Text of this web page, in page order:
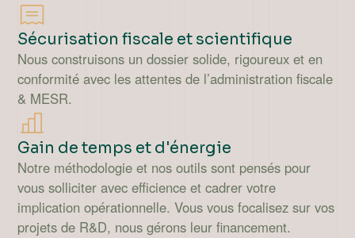
Sécurisation fiscale et scientifique
Nous construisons un dossier solide, rigoureux et en
conformité avec les attentes de l’administration fiscale
& MESR.
Gain de temps et d'énergie
Notre méthodologie et nos outils sont pensés pour
vous solliciter avec efficience et cadrer votre
implication opérationnelle. Vous vous focalisez sur vos
projets de R&D, nous gérons leur financement.